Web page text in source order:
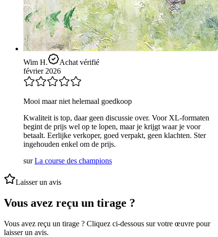
Wim H.
Achat vérifié
février 2026
Mooi maar niet helemaal goedkoop
Kwaliteit is top, daar geen discussie over. Voor XL-formaten
begint de prijs wel op te lopen, maar je krijgt waar je voor
betaalt. Eerlijke verkoper, goed verpakt, geen klachten. Ster
ingehouden enkel om de prijs.
sur La course des champions
Laisser un avis
Vous avez reçu un tirage ?
Vous avez reçu un tirage ? Cliquez ci-dessous sur votre œuvre pour
laisser un avis.